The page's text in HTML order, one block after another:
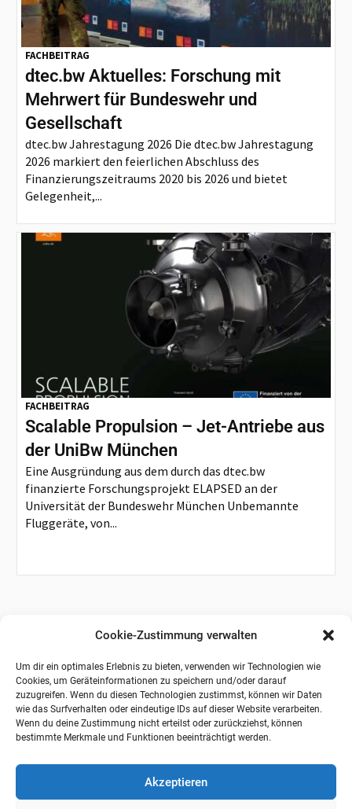
Cookie-Zustimmung verwalten
Um dir ein optimales Erlebnis zu bieten, verwenden wir Technologien wie
Cookies, um Geräteinformationen zu speichern und/oder darauf
zuzugreifen. Wenn du diesen Technologien zustimmst, können wir Daten
wie das Surfverhalten oder eindeutige IDs auf dieser Website verarbeiten.
Wenn du deine Zustimmung nicht erteilst oder zurückziehst, können
bestimmte Merkmale und Funktionen beeinträchtigt werden.
Akzeptieren
FACHBEITRAG
dtec.bw Aktuelles: Forschung mit
Mehrwert für Bundeswehr und
Gesellschaft
dtec.bw Jahrestagung 2026 Die dtec.bw Jahrestagung
2026 markiert den feierlichen Abschluss des
Finanzierungszeitraums 2020 bis 2026 und bietet
Gelegenheit,...
FACHBEITRAG
Scalable Propulsion – Jet-Antriebe aus
der UniBw München
Eine Ausgründung aus dem durch das dtec.bw
finanzierte Forschungsprojekt ELAPSED an der
Universität der Bundeswehr München Unbemannte
Fluggeräte, von...